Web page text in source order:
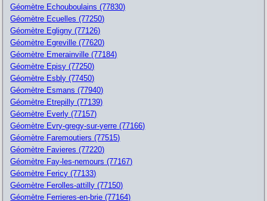
Géomètre Echouboulains (77830)
Géomètre Ecuelles (77250)
Géomètre Egligny (77126)
Géomètre Egreville (77620)
Géomètre Emerainville (77184)
Géomètre Episy (77250)
Géomètre Esbly (77450)
Géomètre Esmans (77940)
Géomètre Etrepilly (77139)
Géomètre Everly (77157)
Géomètre Evry-gregy-sur-yerre (77166)
Géomètre Faremoutiers (77515)
Géomètre Favieres (77220)
Géomètre Fay-les-nemours (77167)
Géomètre Fericy (77133)
Géomètre Ferolles-attilly (77150)
Géomètre Ferrieres-en-brie (77164)